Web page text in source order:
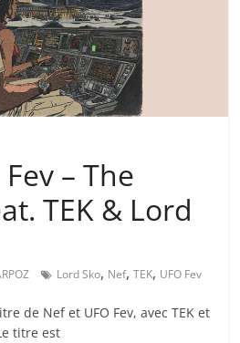
– The
TEK & Lord
Lord Sko, Nef,TEK, UFO Fev
de Nef et UFO Fev, avec TEK et
titre est